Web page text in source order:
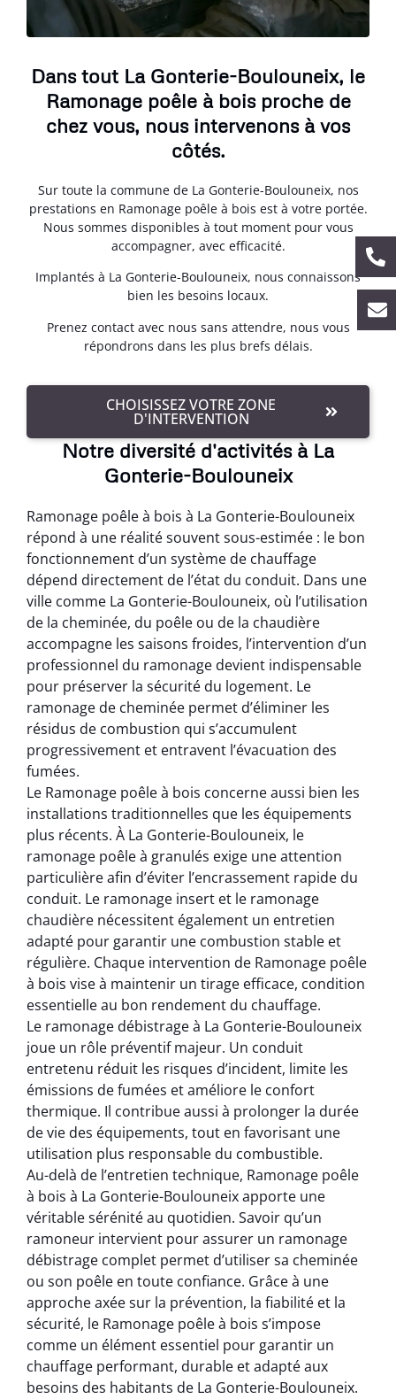
Dans tout La Gonterie-Boulouneix, le
Ramonage poêle à bois proche de
chez vous, nous intervenons à vos
côtés.
Sur toute la commune de La Gonterie-Boulouneix, nos
prestations en Ramonage poêle à bois est à votre portée.
Nous sommes disponibles à tout moment pour vous
accompagner, avec efficacité.
Implantés à La Gonterie-Boulouneix, nous connaissons
bien les besoins locaux.
Prenez contact avec nous sans attendre, nous vous
répondrons dans les plus brefs délais.
CHOISISSEZ VOTRE ZONE
D'INTERVENTION
Notre diversité d'activités à La
Gonterie-Boulouneix
Ramonage poêle à bois à La Gonterie-Boulouneix
répond à une réalité souvent sous-estimée : le bon
fonctionnement d’un système de chauffage
dépend directement de l’état du conduit. Dans une
ville comme La Gonterie-Boulouneix, où l’utilisation
de la cheminée, du poêle ou de la chaudière
accompagne les saisons froides, l’intervention d’un
professionnel du ramonage devient indispensable
pour préserver la sécurité du logement. Le
ramonage de cheminée permet d’éliminer les
résidus de combustion qui s’accumulent
progressivement et entravent l’évacuation des
fumées.
Le Ramonage poêle à bois concerne aussi bien les
installations traditionnelles que les équipements
plus récents. À La Gonterie-Boulouneix, le
ramonage poêle à granulés exige une attention
particulière afin d’éviter l’encrassement rapide du
conduit. Le ramonage insert et le ramonage
chaudière nécessitent également un entretien
adapté pour garantir une combustion stable et
régulière. Chaque intervention de Ramonage poêle
à bois vise à maintenir un tirage efficace, condition
essentielle au bon rendement du chauffage.
Le ramonage débistrage à La Gonterie-Boulouneix
joue un rôle préventif majeur. Un conduit
entretenu réduit les risques d’incident, limite les
émissions de fumées et améliore le confort
thermique. Il contribue aussi à prolonger la durée
de vie des équipements, tout en favorisant une
utilisation plus responsable du combustible.
Au-delà de l’entretien technique, Ramonage poêle
à bois à La Gonterie-Boulouneix apporte une
véritable sérénité au quotidien. Savoir qu’un
ramoneur intervient pour assurer un ramonage
débistrage complet permet d’utiliser sa cheminée
ou son poêle en toute confiance. Grâce à une
approche axée sur la prévention, la fiabilité et la
sécurité, le Ramonage poêle à bois s’impose
comme un élément essentiel pour garantir un
chauffage performant, durable et adapté aux
besoins des habitants de La Gonterie-Boulouneix.